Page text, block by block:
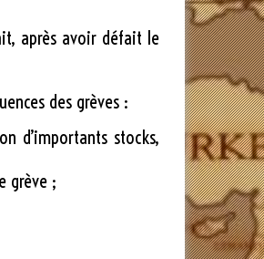
après avoir défait le
des grèves :
d’importants stocks,
grève ;